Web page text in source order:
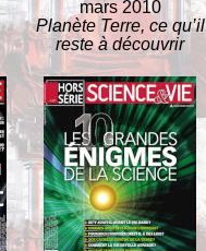
mars 2010
Planète Terre, ce qu’il
reste à découvrir